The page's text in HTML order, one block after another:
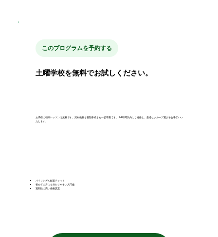
このプログラムを予約する
土曜学校を無料でお試しください。
お子様の初回レッスンは無料です。契約義務も書類手続きも一切不要です。24時間以内にご連絡し、最適なグループ選びをお手伝いい
たします。
バイリンガル配置チャット
初めての方にも分かりやすい入門編
透明性の高い価格設定